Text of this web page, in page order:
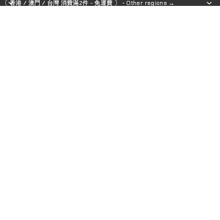
〔 香港 / 澳門 / 台灣 消費滿2件 - 免運費 〕 - Other regions →
〔 香港 / 澳門 / 台灣 消費滿2件 - 免運費 〕 - Other regions →